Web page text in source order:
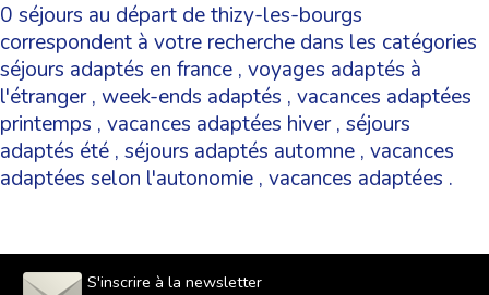
0 séjours au départ de thizy-les-bourgs
correspondent à votre recherche dans les catégories
séjours adaptés en france , voyages adaptés à
l'étranger, week-ends adaptés , vacances adaptées
printemps , vacances adaptées hiver, séjours
adaptés été , séjours adaptés automne , vacances
adaptées selon l'autonomie , vacances adaptées .
S'inscrire à la newsletter